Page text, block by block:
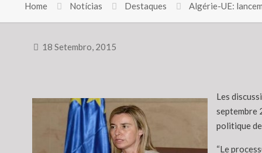
Home Notícias Destaques Algérie-UE:
18 Setembro, 2015
Les
septembre
politique
“Le